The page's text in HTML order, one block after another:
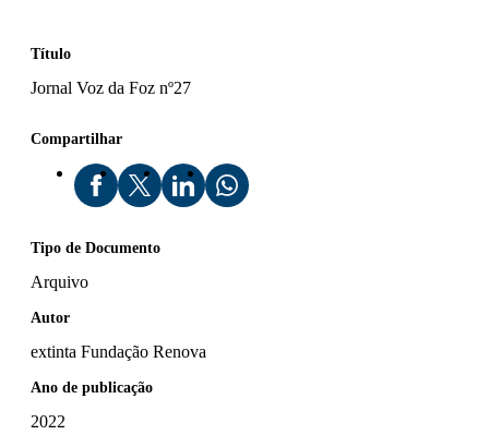
Título
Jornal Voz da Foz nº27
Compartilhar
Tipo de Documento
Arquivo
Autor
extinta Fundação Renova
Ano de publicação
2022